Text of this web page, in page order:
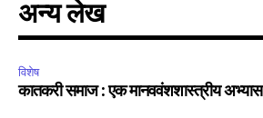
अन्य लेख
विशेष
कातकरी समाज : एक मानववंशशास्त्रीय अभ्यास